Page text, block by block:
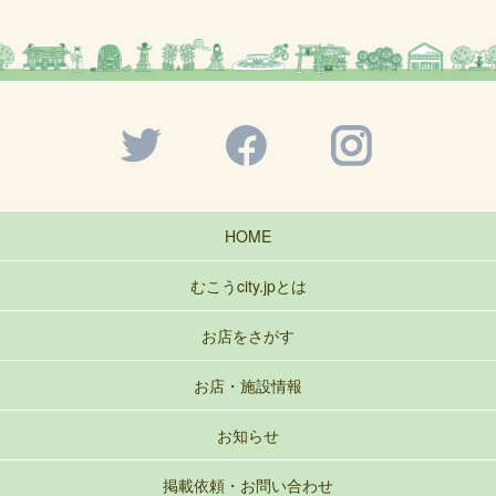
HOME
むこうcity.jpとは
お店をさがす
お店・施設情報
お知らせ
掲載依頼・お問い合わせ